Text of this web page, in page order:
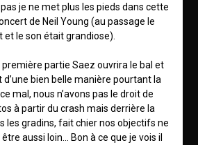
je ne met plus les pieds dans cette
de Neil Young (au passage le
et le son était grandiose).
première partie Saez ouvrira le bal et
bien belle manière pourtant la
mal, nous n’avons pas le droit de
à partir du crash mais derrière la
les gradins, fait chier nos objectifs ne
aussi loin… Bon à ce que je vois il